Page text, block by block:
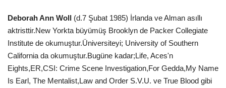
Deborah Ann Woll (d.7 Şubat 1985) İrlanda ve Alman asıllı
aktristtir.New Yorkta büyümüş Brooklyn de Packer Collegiate
Institute de okumuştur.Üniversiteyi; University of Southern
California da okumuştur.Bugüne kadar;Life, Aces'n
Eights,ER,CSI: Crime Scene Investigation,For Gedda,My Name
Is Earl, The Mentalist,Law and Order S.V.U. ve True Blood gibi